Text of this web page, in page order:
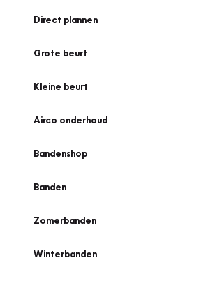
Direct plannen
Grote beurt
Kleine beurt
Airco onderhoud
Bandenshop
Banden
Zomerbanden
Winterbanden